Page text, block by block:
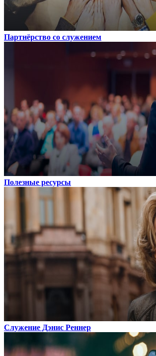
Партнёрство со служением
Полезные ресурсы
Служение Дэнис Реннер